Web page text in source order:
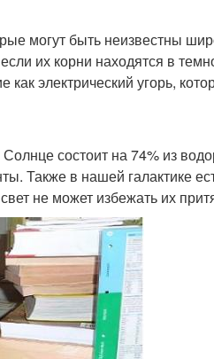
могут быть неизвестны
их корни находятся в
электрический угорь,
состоит на 74% из
Также в нашей галактике
не может избежать их